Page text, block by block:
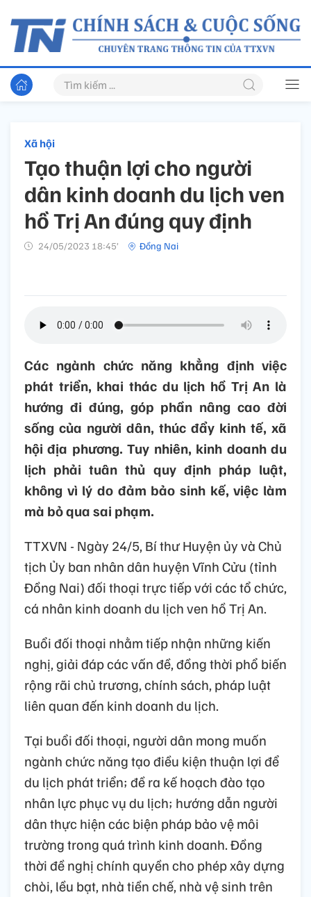
Xã hội
Tạo thuận lợi cho người
dân kinh doanh du lịch ven
hồ Trị An đúng quy định
24/05/2023 18:45’ Đồng Nai
Các ngành chức năng khẳng định việc
phát triển, khai thác du lịch hồ Trị An là
hướng đi đúng, góp phần nâng cao đời
sống của người dân, thúc đẩy kinh tế, xã
hội địa phương. Tuy nhiên, kinh doanh du
lịch phải tuân thủ quy định pháp luật,
không vì lý do đảm bảo sinh kế, việc làm
mà bỏ qua sai phạm.
TTXVN - Ngày 24/5, Bí thư Huyện ủy và Chủ
tịch Ủy ban nhân dân huyện Vĩnh Cửu (tỉnh
Đồng Nai) đối thoại trực tiếp với các tổ chức,
cá nhân kinh doanh du lịch ven hồ Trị An.
Buổi đối thoại nhằm tiếp nhận những kiến
nghị, giải đáp các vấn đề, đồng thời phổ biến
rộng rãi chủ trương, chính sách, pháp luật
liên quan đến kinh doanh du lịch.
Tại buổi đối thoại, người dân mong muốn
ngành chức năng tạo điều kiện thuận lợi để
du lịch phát triển; đề ra kế hoạch đào tạo
nhân lực phục vụ du lịch; hướng dẫn người
dân thực hiện các biện pháp bảo vệ môi
trường trong quá trình kinh doanh. Đồng
thời đề nghị chính quyền cho phép xây dựng
chòi, lều bạt, nhà tiền chế, nhà vệ sinh trên